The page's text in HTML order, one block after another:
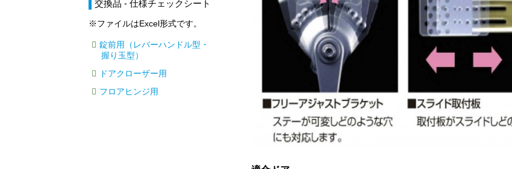
交換品 - 仕様チェックシート
※ファイルはExcel形式です。
錠前用（レバーハンドル型・
握り玉型）
ドアクローザー用
フロアヒンジ用